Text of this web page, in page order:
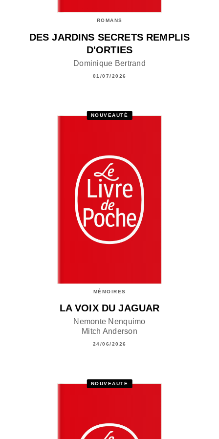
ROMANS
DES JARDINS SECRETS REMPLIS
D'ORTIES
Dominique Bertrand
01/07/2026
NOUVEAUTÉ
MÉMOIRES
LA VOIX DU JAGUAR
Nemonte Nenquimo
Mitch Anderson
24/06/2026
NOUVEAUTÉ